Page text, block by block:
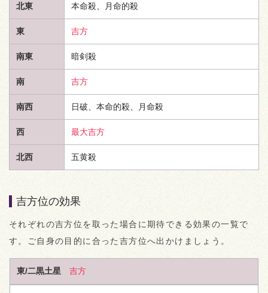
北東 本命殺、月命的殺
東 吉方
南東 暗剣殺
南 吉方
南西 日破、本命的殺、月命殺
西 最大吉方
北西 五黄殺
吉方位の効果
それぞれの吉方位を取った場合に期待できる効果の一覧で
す。ご自身の目的に合った吉方位へ出かけましょう。
東/二黒土星 吉方